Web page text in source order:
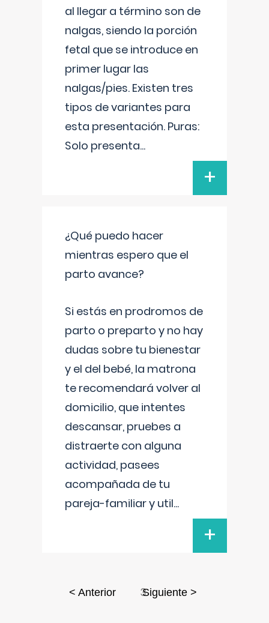
al llegar a término son de
nalgas, siendo la porción
fetal que se introduce en
primer lugar las
nalgas/pies. Existen tres
tipos de variantes para
esta presentación. Puras:
Solo presenta...
+
¿Qué puedo hacer
mientras espero que el
parto avance?
Si estás en prodromos de
parto o preparto y no hay
dudas sobre tu bienestar
y el del bebé, la matrona
te recomendará volver al
domicilio, que intentes
descansar, pruebes a
distraerte con alguna
actividad, pasees
acompañada de tu
pareja-familiar y util...
+
< Anterior 3Siguiente >